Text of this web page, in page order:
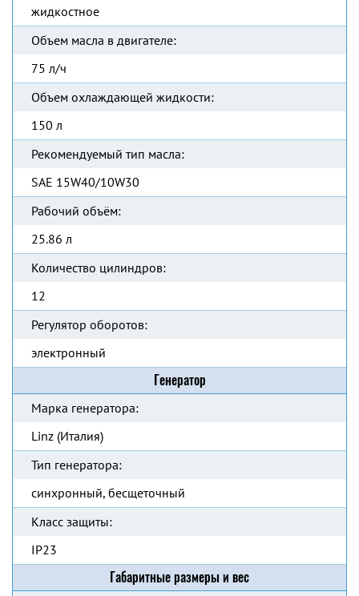
жидкостное
Объем масла в двигателе:
75 л/ч
Объем охлаждающей жидкости:
150 л
Рекомендуемый тип масла:
SAE 15W40/10W30
Рабочий объём:
25.86 л
Количество цилиндров:
12
Регулятор оборотов:
электронный
Генератор
Марка генератора:
Linz (Италия)
Тип генератора:
синхронный, бесщеточный
Класс защиты:
IP23
Габаритные размеры и вес